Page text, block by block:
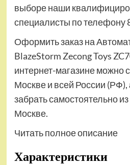
выборе наши
специалисты по телефону
Оформить заказ на
BlazeStorm Zecong Toys
интернет-магазине можно
Москве и всей России (РФ),
забрать самостоятельно
Москве.
Читать полное описание
Характеристики